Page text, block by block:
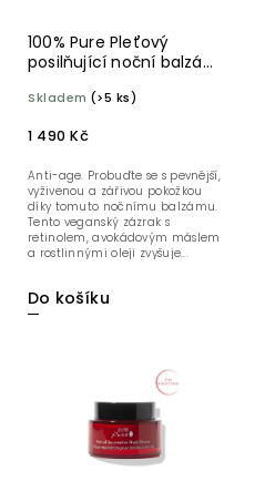
100% Pure Pleťový
posilňující noční balzám
Skladem (>5 ks)
1 490 Kč
Do košíku
Anti-age. Probuďte se s pevnější,
vyživenou a zářivou pokožkou
díky tomuto nočnímu balzámu.
Tento veganský zázrak s
retinolem, avokádovým máslem
a rostlinnými oleji zvyšuje...